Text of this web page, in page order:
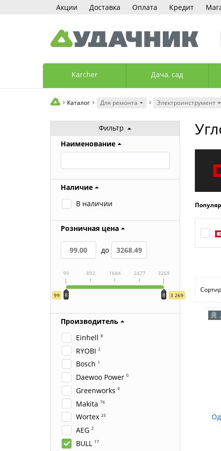
Акции Доставка Оплата Кредит
Karcher Дача, сад
Каталог Для ремонта Электроинструмент
Фильтр
Наименование
Наличие
В наличии
Розничная цена
до
99 3 269
99 892 1684 2477 3269
Производитель
Einhell 8
RYOBI 2
Bosch 1
Daewoo Power 0
Greenworks 9
Makita 76
Wortex 25
AEG 2
BULL 17